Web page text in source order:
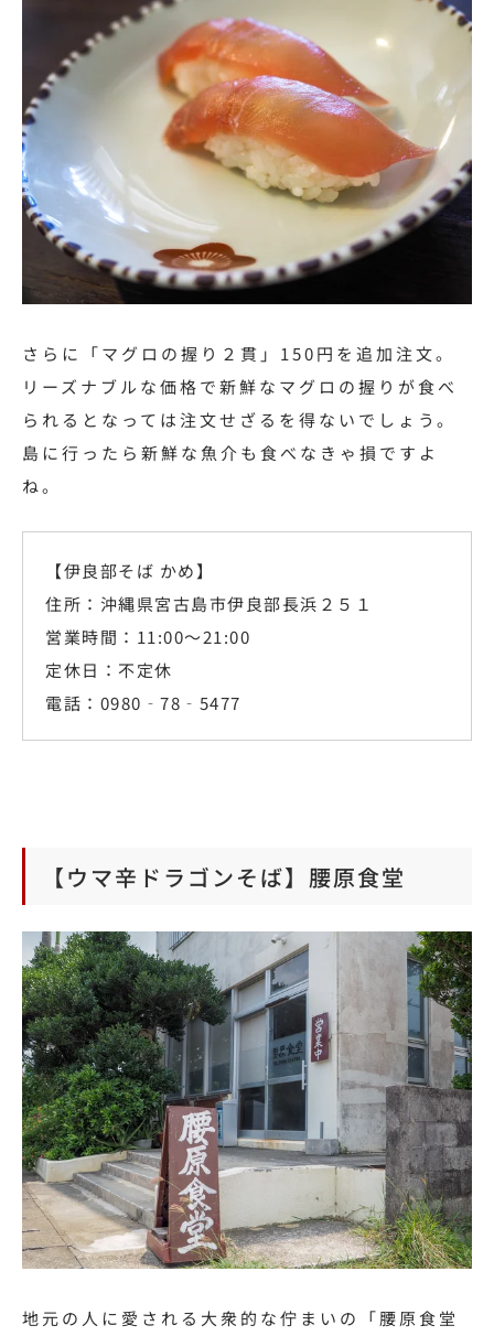
さらに「マグロの握り２貫」150円を 追加注文。
リーズナブルな価格で新鮮なマグロの握りが食べ
られるとなっては注文せざるを得ないでしょう。
島に行ったら新鮮な魚介も食べなきゃ損ですよ
ね。
【伊良部そば かめ】
住所：沖縄県宮古島市伊良部長浜２５１
営業時間：11:00～21:00
定休日：不定休
電話：0980‐78‐5477
【ウマ辛ドラゴンそば】腰原食堂
地元の人に愛される大衆的な佇まいの「腰原食堂